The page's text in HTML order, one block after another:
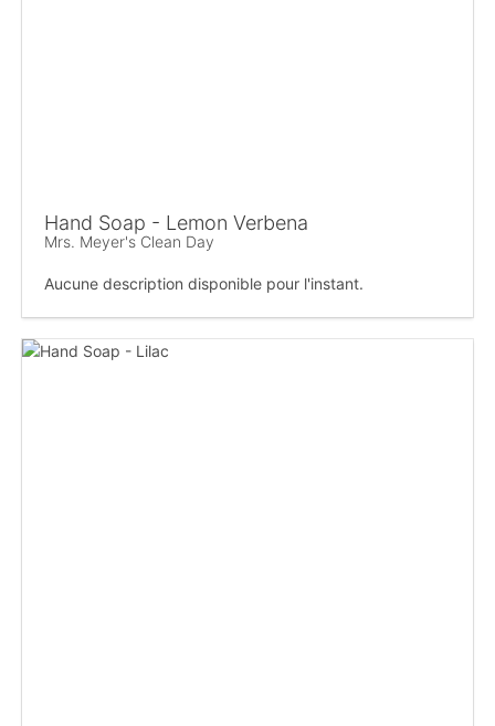
Hand Soap - Lemon Verbena
Mrs. Meyer's Clean Day
Aucune description disponible pour l'instant.